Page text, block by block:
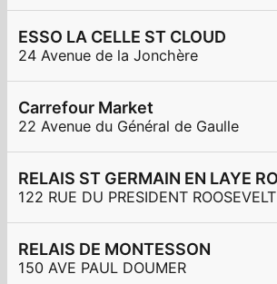
ESSO LA CELLE ST CLOUD
24 Avenue de la Jonchère
Carrefour Market
22 Avenue du Général de Gaulle
122 RUE DU PRESIDENT ROOSEVELT
RELAIS DE MONTESSON
150 AVE PAUL DOUMER